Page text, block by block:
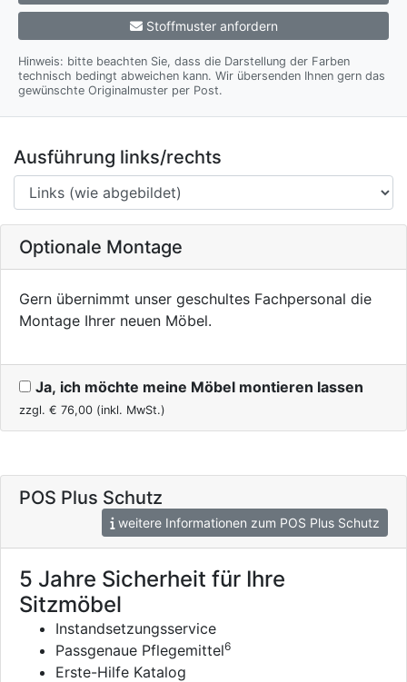
Stoffmuster anfordern
Hinweis: bitte beachten Sie, dass die Darstellung der Farben
technisch bedingt abweichen kann. Wir übersenden Ihnen gern das
gewünschte Originalmuster per Post.
Ausführung links/rechts
Optionale Montage
Gern übernimmt unser geschultes Fachpersonal die
Montage Ihrer neuen Möbel.
Ja, ich möchte meine Möbel montieren lassen
zzgl. € 76,00 (inkl. MwSt.)
POS Plus Schutz
weitere Informationen zum POS Plus Schutz
5 Jahre Sicherheit für Ihre
Sitzmöbel
Instandsetzungsservice
Passgenaue Pflegemittel6
Erste-Hilfe Katalog